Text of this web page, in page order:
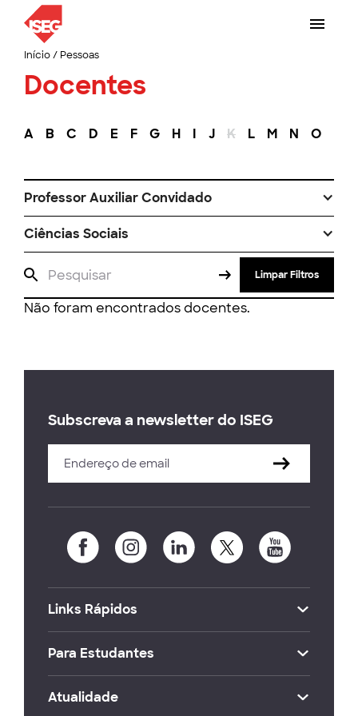
Início/ Pessoas
Docentes
A B C D E F G H I J K L M N O
Professor Auxiliar Convidado
Ciências Sociais
Limpar Filtros
Não foram encontrados docentes.
Subscreva a newsletter do ISEG
Links Rápidos
Para Estudantes
Atualidade